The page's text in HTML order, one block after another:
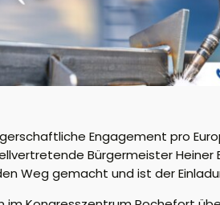
Engagement pro
Bürgermeister
Weg gemacht und ist der